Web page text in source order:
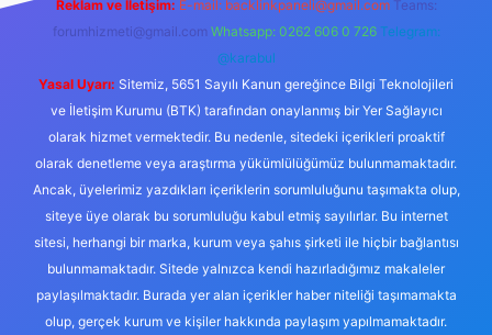
Reklam ve İletişim: E-mail: backlinkpaneli@gmail.com Teams:
forumhizmeti@gmail.com Whatsapp: 0262 606 0 726 Telegram:
@karabul
Yasal Uyarı: Sitemiz, 5651 Sayılı Kanun gereğince Bilgi Teknolojileri
ve İletişim Kurumu (BTK) tarafından onaylanmış bir Yer Sağlayıcı
olarak hizmet vermektedir. Bu nedenle, sitedeki içerikleri proaktif
olarak denetleme veya araştırma yükümlülüğümüz bulunmamaktadır.
Ancak, üyelerimiz yazdıkları içeriklerin sorumluluğunu taşımakta olup,
siteye üye olarak bu sorumluluğu kabul etmiş sayılırlar. Bu internet
sitesi, herhangi bir marka, kurum veya şahıs şirketi ile hiçbir bağlantısı
bulunmamaktadır. Sitede yalnızca kendi hazırladığımız makaleler
paylaşılmaktadır. Burada yer alan içerikler haber niteliği taşımamakta
olup, gerçek kurum ve kişiler hakkında paylaşım yapılmamaktadır.